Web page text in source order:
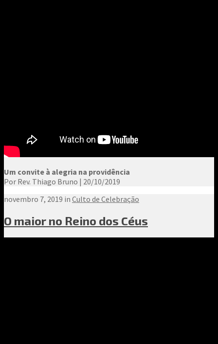
Um convite à alegria na providência
Por Rev. Thiago Bruno | 20/10/2019
novembro 7, 2019 in Culto de Celebração
O maior no Reino dos Céus